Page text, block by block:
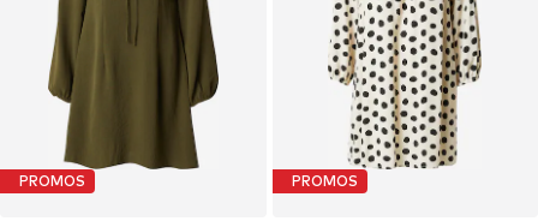
PROMOS PROMOS